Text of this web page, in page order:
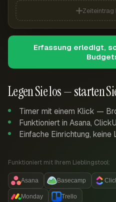
Legen Sie los — starten
Timer mit einem Klick —
Funktioniert in Asana,
Einfache Einrichtung, keine
Funktioniert mit Ihrem Lieblingstool:
Asana Basecamp
Monday Trello
Zeiteintrag
Erfassung erledigt,